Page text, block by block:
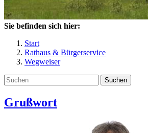
Sie befinden sich hier:
Start
Rathaus & Bürgerservice
Wegweiser
Suchen
Grußwort